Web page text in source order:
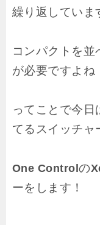
繰り返していま
コンパクトを並
が必要ですよね
ってことで今日
てるスイッチャ
One Controlの
ーをします！